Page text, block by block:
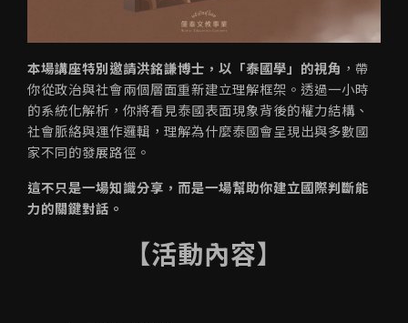
本場講座特別邀請洪銘謙博士，以「泰國學」的視角 ，帶
你從政治與社會兩個層面重新建立理解框架。透過一小時
的系統化解析，你將看見泰國表面現象背後的權力結構、
社會脈絡與運作邏輯，理解為什麼泰國會呈現出與多數國
家不同的發展路徑。
這不只是一場知識分享，而是一場幫助你建立國際判斷能
力的關鍵對話。
【活動內容】